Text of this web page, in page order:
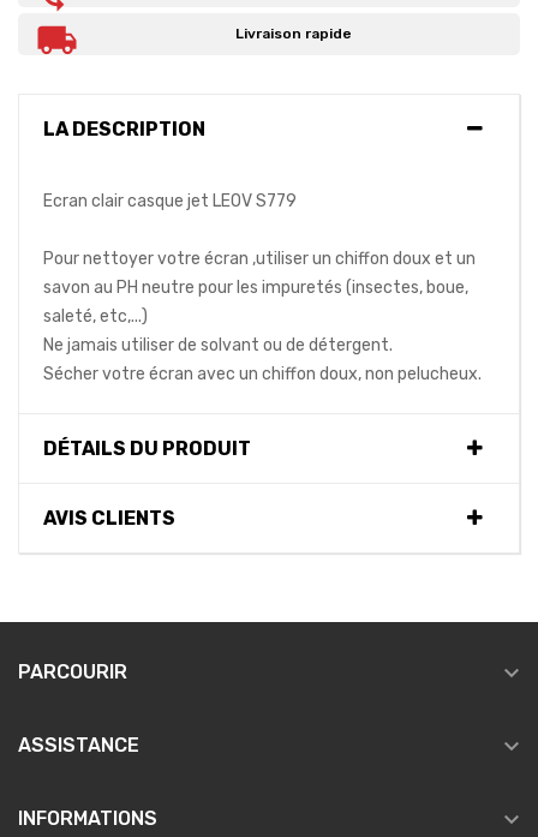
Livraison rapide
LA DESCRIPTION
Ecran clair casque jet LEOV S779
Pour nettoyer votre écran ,utiliser un chiffon doux et un
savon au PH neutre pour les impuretés (insectes, boue,
saleté, etc,...)
Ne jamais utiliser de solvant ou de détergent.
Sécher votre écran avec un chiffon doux, non pelucheux.
DÉTAILS DU PRODUIT
AVIS CLIENTS
PARCOURIR 
ASSISTANCE 
INFORMATIONS 